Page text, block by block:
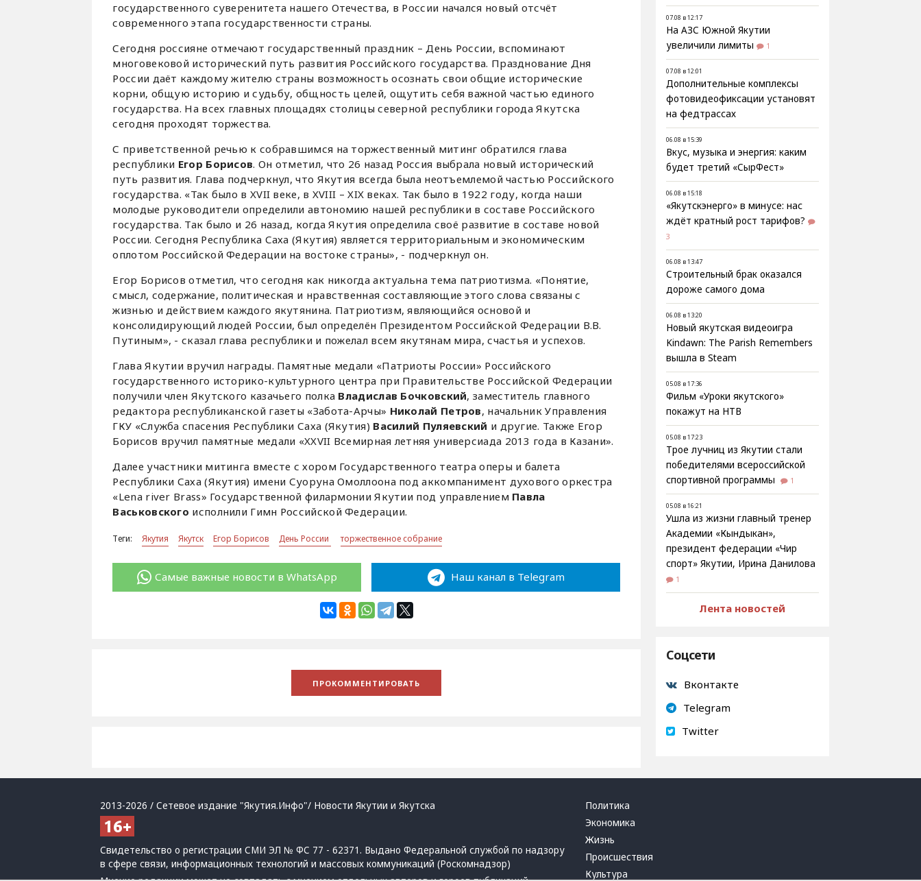
государственного суверенитета нашего Отечества, в России начался новый отсчёт
современного этапа государственности страны.
Сегодня россияне отмечают государственный праздник – День России, вспоминают
многовековой исторический путь развития Российского государства. Празднование Дня
России даёт каждому жителю страны возможность осознать свои общие исторические
корни, общую историю и судьбу, общность целей, ощутить себя важной частью единого
государства. На всех главных площадях столицы северной республики города Якутска
сегодня проходят торжества.
С приветственной речью к собравшимся на торжественный митинг обратился глава
республики Егор Борисов. Он отметил, что 26 назад Россия выбрала новый исторический
путь развития. Глава подчеркнул, что Якутия всегда была неотъемлемой частью Российского
государства. «Так было в XVII веке, в XVIII – XIX веках. Так было в 1922 году, когда наши
молодые руководители определили автономию нашей республики в составе Российского
государства. Так было и 26 назад, когда Якутия определила своё развитие в составе новой
России. Сегодня Республика Саха (Якутия) является территориальным и экономическим
оплотом Российской Федерации на востоке страны», - подчеркнул он.
Егор Борисов отметил, что сегодня как никогда актуальна тема патриотизма. «Понятие,
смысл, содержание, политическая и нравственная составляющие этого слова связаны с
жизнью и действием каждого якутянина. Патриотизм, являющийся основой и
консолидирующий людей России, был определён Президентом Российской Федерации В.В.
Путиным», - сказал глава республики и пожелал всем якутянам мира, счастья и успехов.
Глава Якутии вручил награды. Памятные медали «Патриоты России» Российского
государственного историко-культурного центра при Правительстве Российской Федерации
получили член Якутского казачьего полка Владислав Бочковский, заместитель главного
редактора республиканской газеты «Забота-Арчы» Николай Петров, начальник Управления
ГКУ «Служба спасения Республики Саха (Якутия) Василий Пуляевский и другие. Также Егор
Борисов вручил памятные медали «XXVII Всемирная летняя универсиада 2013 года в Казани».
Далее участники митинга вместе с хором Государственного театра оперы и балета
Республики Саха (Якутия) имени Суоруна Омоллоона под аккомпанимент духового оркестра
«Lena river Brass» Государственной филармонии Якутии под управлением Павла
Васьковского исполнили Гимн Российской Федерации.
Теги: Якутия Якутск Егор Борисов День России торжественное собрание
Самые важные новости в WhatsApp Наш канал в Telegram
07.08 в 12:17
На АЗС Южной Якутии
увеличили лимиты
1
07.08 в 12:01
Дополнительные комплексы
фотовидеофиксации установят
на федтрассах
06.08 в 15:39
Вкус, музыка и энергия: каким
будет третий «СырФест»
06.08 в 15:18
«Якутскэнерго» в минусе: нас
ждёт кратный рост тарифов?
3
06.08 в 13:47
Строительный брак оказался
дороже самого дома
06.08 в 13:20
Новый якутская видеоигра
Kindawn: The Parish Remembers
вышла в Steam
05.08 в 17:36
Фильм «Уроки якутского»
покажут на НТВ
05.08 в 17:23
Трое лучниц из Якутии стали
победителями всероссийской
спортивной программы
1
05.08 в 16:21
Ушла из жизни главный тренер
Академии «Кындыкан»,
президент федерации «Чир
спорт» Якутии, Ирина Данилова
1
Лента новостей
Соцсети
Вконтакте
Telegram
Twitter
2013-2026 / Сетевое издание "Якутия.Инфо"/ Новости Якутии и Якутска
Свидетельство о регистрации СМИ ЭЛ № ФС 77 - 62371. Выдано Федеральной службой по надзору
в сфере связи, информационных технологий и массовых коммуникаций (Роскомнадзор)
Политика
Экономика
Жизнь
Происшествия
Культура